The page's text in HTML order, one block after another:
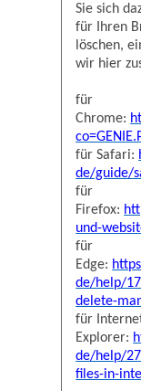
Sie sich
für Ihren
löschen,
wir hier
für
Chrome:
für Safari:
de/guide/
für
Firefox:
und-
für
Edge:
de/help/
delete-
für
Explorer:
de/help/
files-in-